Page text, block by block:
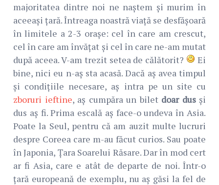
majoritatea dintre noi ne naștem și murim în
aceeași țară. Întreaga noastră viață se desfășoară
în limitele a 2-3 orașe: cel în care am crescut,
cel în care am învățat și cel în care ne-am mutat
după aceea. V-am trezit setea de călătorit?
Ei
bine, nici eu n-aș sta acasă. Dacă aș avea timpul
și condițiile necesare, aș intra pe un site cu
zboruri ieftine, aș cumpăra un bilet doar dusși
dus aș fi. Prima escală aș face-o undeva în Asia.
Poate la Seul, pentru că am auzit multe lucruri
despre Coreea care m-au făcut curios. Sau poate
în Japonia, Țara Soarelui Răsare. Dar în mod cert
ar fi Asia, care e atât de departe de noi. Într-o
țară europeană de exemplu, nu aș găsi la fel de